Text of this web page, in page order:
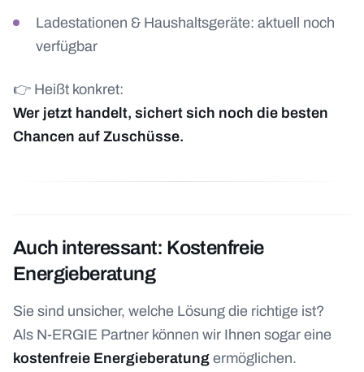
Ladestationen & Haushaltsgeräte: aktuell noch
verfügbar
👉 Heißt konkret:
Wer jetzt handelt, sichert sich noch die besten
Chancen auf Zuschüsse.
Auch interessant: Kostenfreie
Energieberatung
Sie sind unsicher, welche Lösung die richtige ist?
Als N-ERGIE Partner können wir Ihnen sogar eine
kostenfreie Energieberatung ermöglichen.